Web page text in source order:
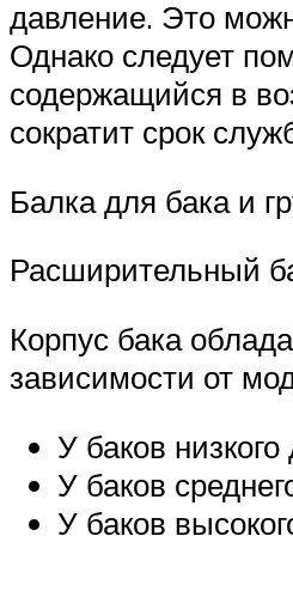
давление. Это
Однако следует
содержащийся в
сократит срок
Балка для бака и
Расширительный
Корпус бака
зависимости от
У баков
У баков
У баков